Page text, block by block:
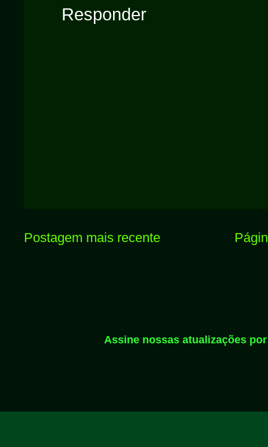
Responder
Postagem mais recente
Assine nossas atualizações